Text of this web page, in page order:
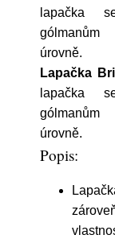
lapačka
gólmanům
úrovně.
Lapačka
lapačka
gólmanům
úrovně.
Popis: